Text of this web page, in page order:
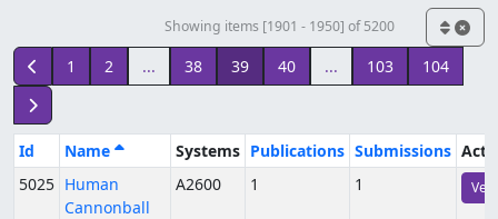
Showing items [1901 - 1950] of 5200
1 2 ... 38 39 40 ... 103 104
Id Name Systems Publications Submissions
5025 Human
Cannonball
A2600 1 1